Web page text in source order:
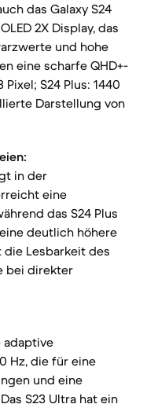
das Galaxy S24
2X Display, das
und hohe
eine scharfe QHD+-
S24 Plus: 1440
Darstellung von
in der
eine
das S24 Plus
deutlich höhere
Lesbarkeit des
bei direkter
adaptive
Hz, die für eine
und eine
S23 Ultra hat ein